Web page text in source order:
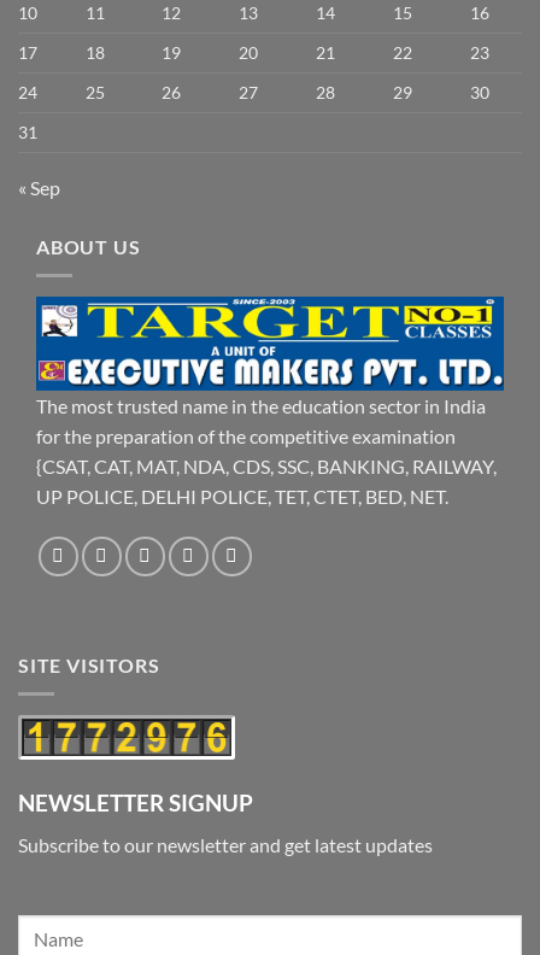
10
11 12 13 14 15
16
17
18 19 20 21 22
23
24
25 26 27 28 29
30
31
« Sep
ABOUT US
The most trusted name in the education sector in India
for the preparation of the competitive examination
{CSAT, CAT, MAT, NDA, CDS, SSC, BANKING, RAILWAY,
UP POLICE, DELHI POLICE, TET, CTET, BED, NET.
SITE VISITORS
NEWSLETTER SIGNUP
Subscribe to our newsletter and get latest updates